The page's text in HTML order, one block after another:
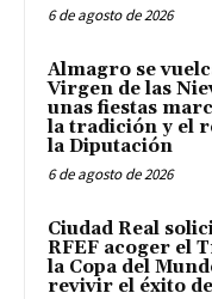
6 de agosto de 2026
Almagro se
Virgen de las
unas fiestas
la tradición y el
la Diputación
6 de agosto de 2026
Ciudad Real
RFEF acoger el
la Copa del
revivir el éxito